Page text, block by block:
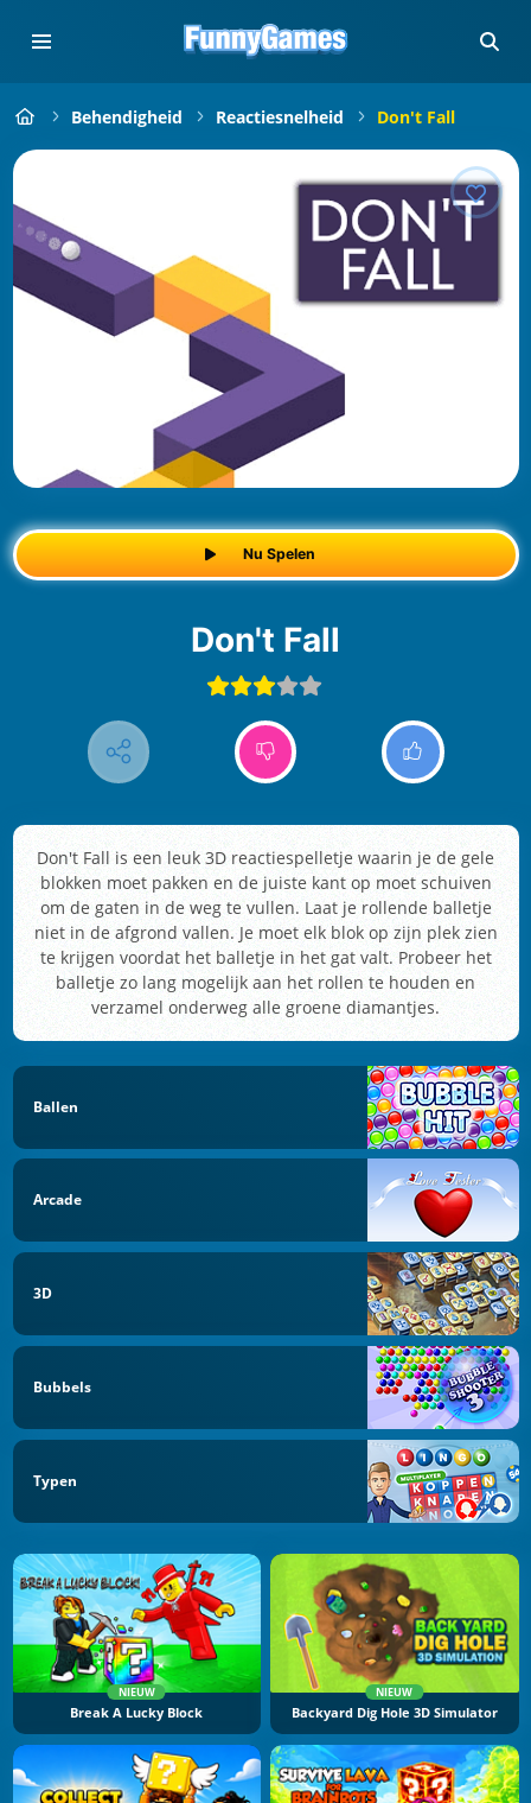
Behendigheid Reactiesnelheid Don't Fall
Nu Spelen
Don't Fall
Don't Fall is een leuk 3D reactiespelletje waarin je de gele
blokken moet pakken en de juiste kant op moet schuiven
om de gaten in de weg te vullen. Laat je rollende balletje
niet in de afgrond vallen. Je moet elk blok op zijn plek zien
te krijgen voordat het balletje in het gat valt. Probeer het
balletje zo lang mogelijk aan het rollen te houden en
verzamel onderweg alle groene diamantjes.
Ballen
Arcade
3D
Bubbels
Typen
NIEUW
Break A Lucky Block
NIEUW
Backyard Dig Hole 3D Simulator